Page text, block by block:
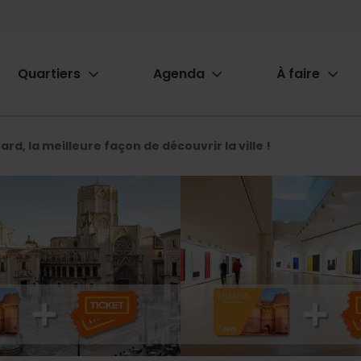
Quartiers Agenda À faire
la meilleure façon de découvrir la ville !